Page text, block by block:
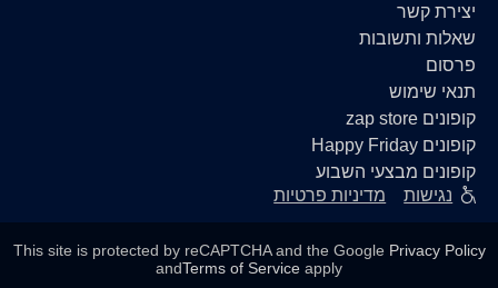
יצירת קשר
שאלות ותשובות
פרסום
תנאי שימוש
קופונים zap store
קופונים Happy Friday
קופונים מבצעי השבוע
נגישות מדיניות פרטיות
This site is protected by reCAPTCHA and the Google Privacy Policy
andTerms of Service apply